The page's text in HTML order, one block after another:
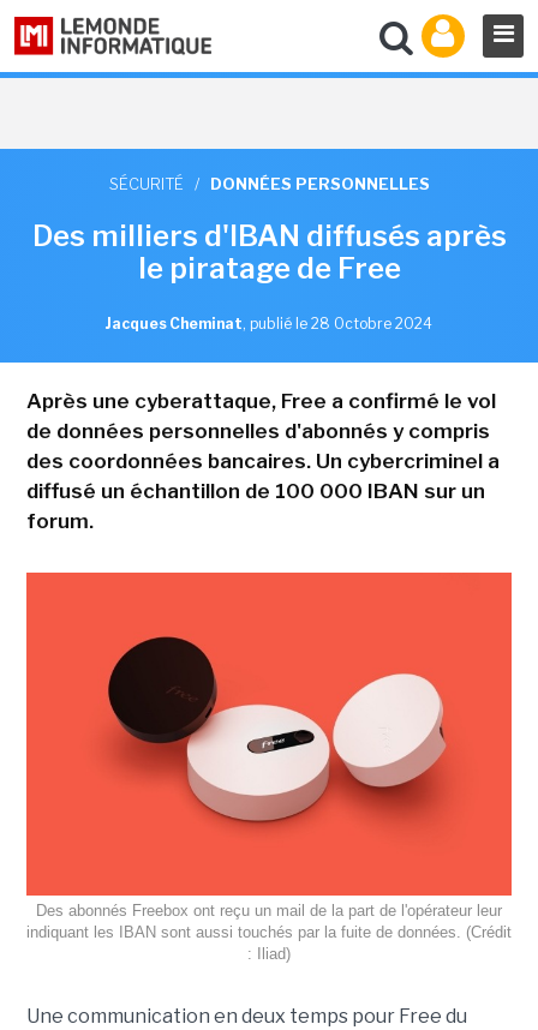
SÉCURITÉ / DONNÉES PERSONNELLES
Des milliers d'IBAN diffusés après
le piratage de Free
Jacques Cheminat, publié le 28 Octobre 2024
Après une cyberattaque, Free a confirmé le vol
de données personnelles d'abonnés y compris
des coordonnées bancaires. Un cybercriminel a
diffusé un échantillon de 100 000 IBAN sur un
forum.
Des abonnés Freebox ont reçu un mail de la part de l'opérateur leur
indiquant les IBAN sont aussi touchés par la fuite de données. (Crédit
: Iliad)
Une communication en deux temps pour Free du